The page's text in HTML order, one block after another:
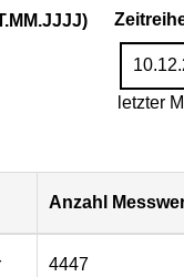
letzter
Anzahl
4447